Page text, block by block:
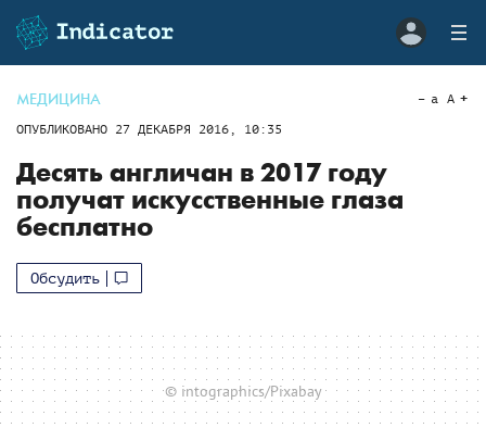
МЕДИЦИНА
ОПУБЛИКОВАНО 27 ДЕКАБРЯ 2016, 10:35
a A
Десять англичан в 2017 году
получат искусственные глаза
бесплатно
Обсудить
© intographics/Pixabay